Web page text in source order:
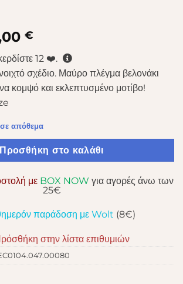
€.
€
τρέχουσα
τιμή
είναι:
12,00 €.
12 ❤️.
σχέδιο. Μαύρο πλέγμα βελονάκι
κομψό και εκλεπτυσμένο μοτίβο!
απόθεμα
Προσθήκη στο καλάθι
με BOX NOW για αγορές άνω των
25€
παράδοση με Wolt (8€)
στην λίστα επιθυμιών